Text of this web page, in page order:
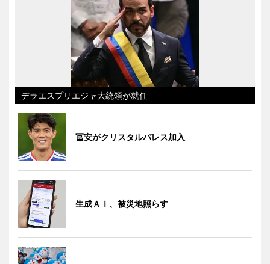
デラエスプリエジャ大統領が就任
冨安がクリスタルパレス加入
生成ＡＩ、被災地照らす